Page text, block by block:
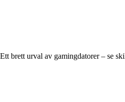
Ett brett urval av gamingdatorer – se